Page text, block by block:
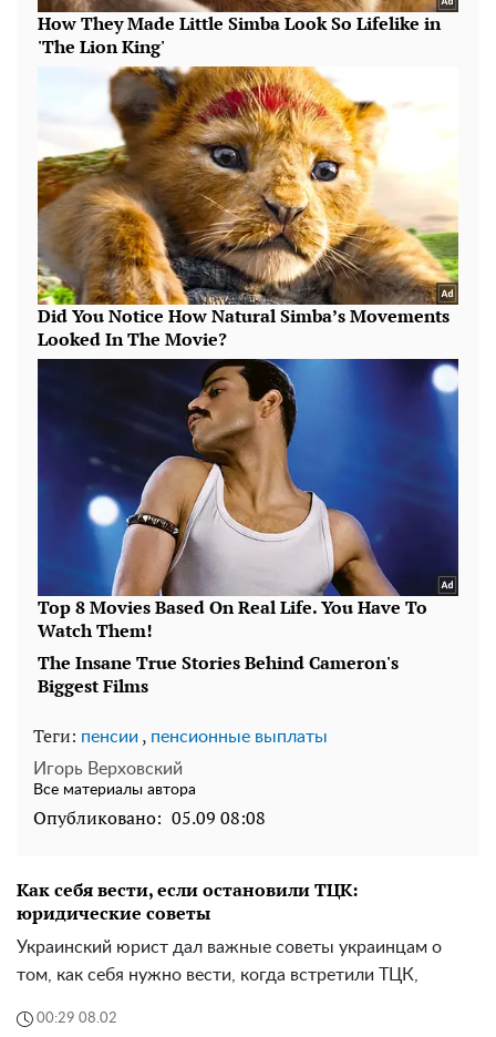
Теги: пенсии , пенсионные выплаты
Игорь Верховский
Все материалы автора
Опубликовано: 05.09 08:08
Как себя вести, если остановили ТЦК:
юридические советы
Украинский юрист дал важные советы украинцам о
том, как себя нужно вести, когда встретили ТЦК,
00:29 08.02